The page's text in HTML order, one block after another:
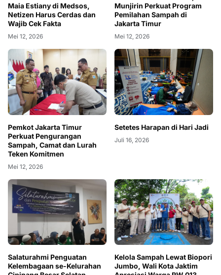
Maia Estiany di Medsos,
Netizen Harus Cerdas dan
Wajib Cek Fakta
Mei 12, 2026
Munjirin Perkuat Program
Pemilahan Sampah di
Jakarta Timur
Mei 12, 2026
Pemkot Jakarta Timur
Perkuat Pengurangan
Sampah, Camat dan Lurah
Teken Komitmen
Mei 12, 2026
Setetes Harapan di Hari Jadi
Juli 16, 2026
Salaturahmi Penguatan
Kelembagaan se-Kelurahan
Kelola Sampah Lewat Biopori
Jumbo, Wali Kota Jaktim